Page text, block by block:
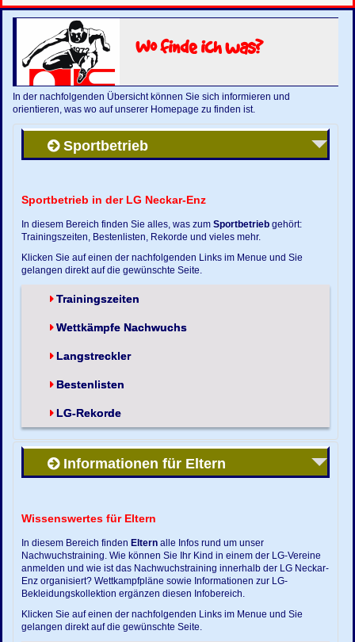
Wo finde ich was?
In der nachfolgenden Übersicht können Sie sich informieren und
orientieren, was wo auf unserer Homepage zu finden ist.
Sportbetrieb
Sportbetrieb in der LG Neckar-Enz
In diesem Bereich finden Sie alles, was zumSportbetrieb gehört:
Trainingszeiten, Bestenlisten, Rekorde und vieles mehr.
Klicken Sie auf einen der nachfolgenden Links im Menue und Sie
gelangen direkt auf die gewünschte Seite.
Trainingszeiten
Wettkämpfe Nachwuchs
Langstreckler
Bestenlisten
LG-Rekorde
Informationen für Eltern
Wissenswertes für Eltern
In diesem Bereich finden Eltern alle Infos rund um unser
Nachwuchstraining. Wie können Sie Ihr Kind in einem der LG-Vereine
anmelden und wie ist das Nachwuchstraining innerhalb der LG Neckar-
Enz organisiert? Wettkampfpläne sowie Informationen zur LG-
Bekleidungskollektion ergänzen diesen Infobereich.
Klicken Sie auf einen der nachfolgenden Links im Menue und Sie
gelangen direkt auf die gewünschte Seite.